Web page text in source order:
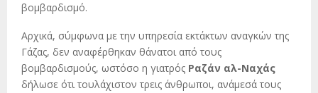
βομβαρδισμό.
Αρχικά, σύμφωνα με την υπηρεσία εκτάκτων αναγκών της
Γάζας, δεν αναφέρθηκαν θάνατοι από τους
βομβαρδισμούς, ωστόσο η γιατρός Ραζάν αλ-Ναχάς
δήλωσε ότι τουλάχιστον τρεις άνθρωποι, ανάμεσά τους